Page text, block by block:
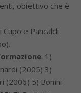
obiettivo che è
e Pancaldi
: 1)
(2005) 3)
(2006) 5) Bonini